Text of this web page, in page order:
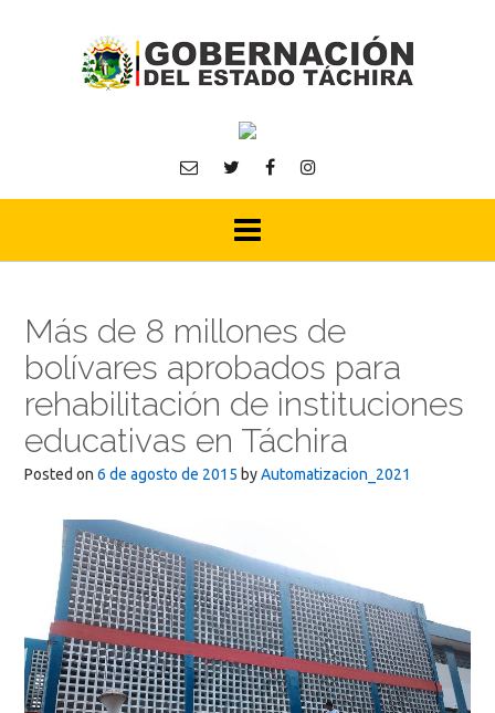
Más de 8 millones de
bolívares aprobados para
rehabilitación de instituciones
educativas en Táchira
Posted on 6 de agosto de 2015 byAutomatizacion_2021